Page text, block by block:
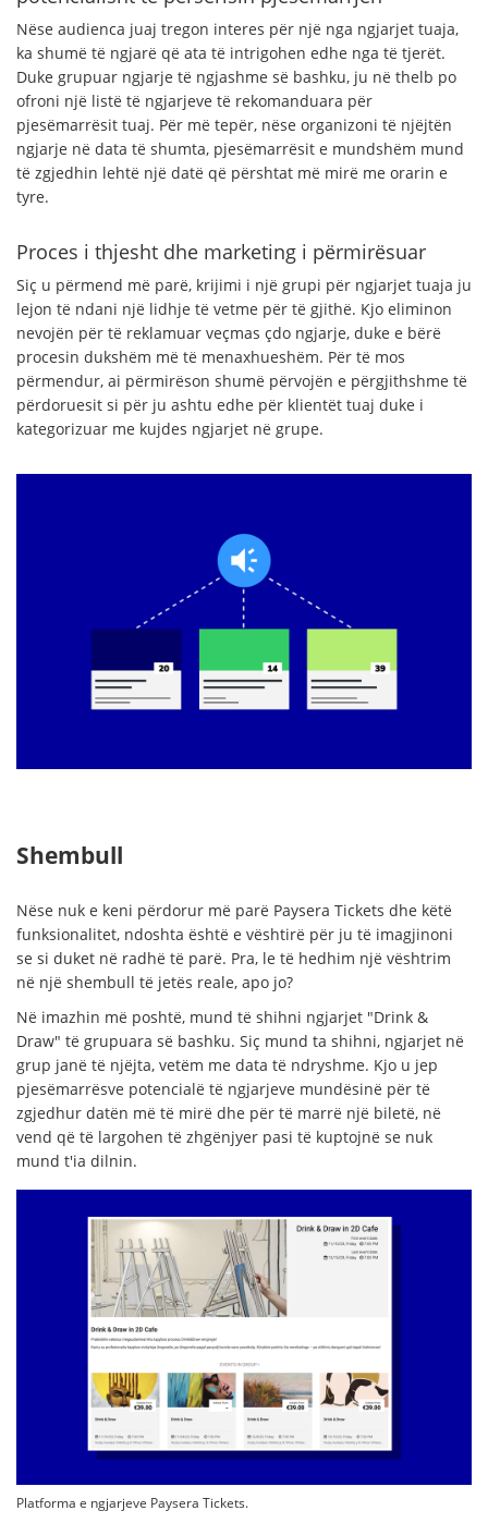
Nëse audienca juaj tregon interes për një nga ngjarjet tuaja,
ka shumë të ngjarë që ata të intrigohen edhe nga të tjerët.
Duke grupuar ngjarje të ngjashme së bashku, ju në thelb po
ofroni një listë të ngjarjeve të rekomanduara për
pjesëmarrësit tuaj. Për më tepër, nëse organizoni të njëjtën
ngjarje në data të shumta, pjesëmarrësit e mundshëm mund
të zgjedhin lehtë një datë që përshtat më mirë me orarin e
tyre.
Proces i thjesht dhe marketing i përmirësuar
Siç u përmend më parë, krijimi i një grupi për ngjarjet tuaja ju
lejon të ndani një lidhje të vetme për të gjithë. Kjo eliminon
nevojën për të reklamuar veçmas çdo ngjarje, duke e bërë
procesin dukshëm më të menaxhueshëm. Për të mos
përmendur, ai përmirëson shumë përvojën e përgjithshme të
përdoruesit si për ju ashtu edhe për klientët tuaj duke i
kategorizuar me kujdes ngjarjet në grupe.
Shembull
Nëse nuk e keni përdorur më parë Paysera Tickets dhe këtë
funksionalitet, ndoshta është e vështirë për ju të imagjinoni
se si duket në radhë të parë. Pra, le të hedhim një vështrim
në një shembull të jetës reale, apo jo?
Në imazhin më poshtë, mund të shihni ngjarjet "Drink &
Draw" të grupuara së bashku. Siç mund ta shihni, ngjarjet në
grup janë të njëjta, vetëm me data të ndryshme. Kjo u jep
pjesëmarrësve potencialë të ngjarjeve mundësinë për të
zgjedhur datën më të mirë dhe për të marrë një biletë, në
vend që të largohen të zhgënjyer pasi të kuptojnë se nuk
mund t'ia dilnin.
Platforma e ngjarjeve Paysera Tickets.